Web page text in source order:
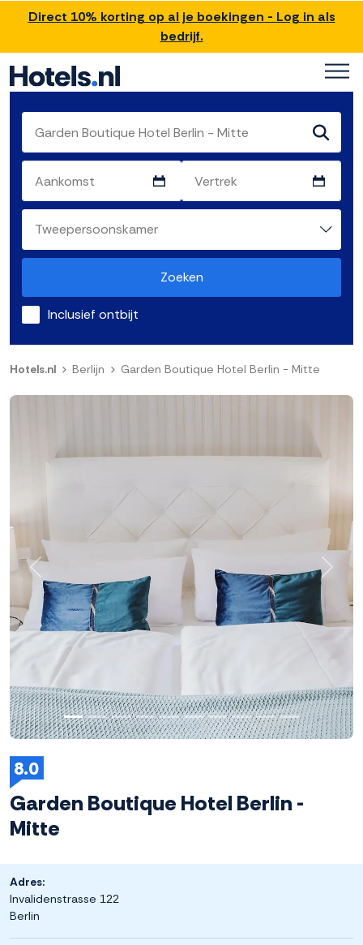
Direct 10% korting op al je boekingen - Log in als
bedrijf.
Zoeken
Inclusief ontbijt
Hotels.nl Berlijn Garden Boutique Hotel Berlin - Mitte
8.0
Garden Boutique Hotel Berlin -
Mitte
Adres:
Invalidenstrasse 122
Berlin